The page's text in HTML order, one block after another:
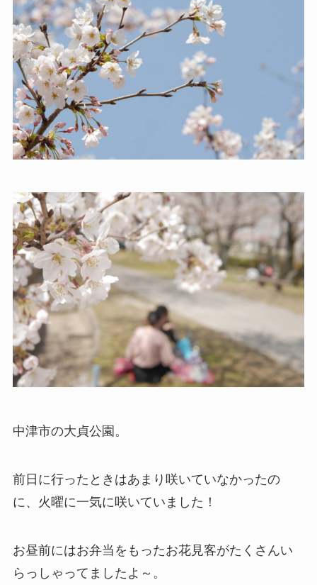
中津市の大貞公園。
前日に行ったときはあまり咲いていなかったの
に、火曜に一気に咲いていました！
お昼前にはお弁当をもったお花見客がたくさんい
らっしゃってましたよ～。